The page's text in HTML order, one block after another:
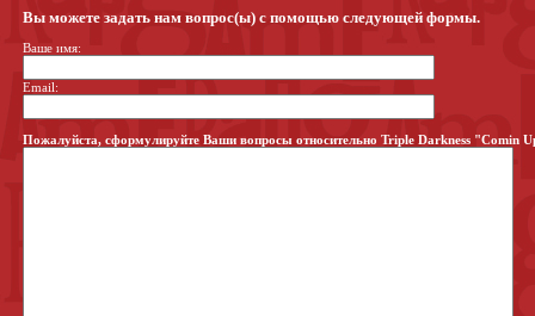
Вы можете задать нам вопрос(ы) с помощью следующей формы.
Ваше имя:
Email:
Пожалуйста, сформулируйте Ваши вопросы относительно Triple Darkness "Comin